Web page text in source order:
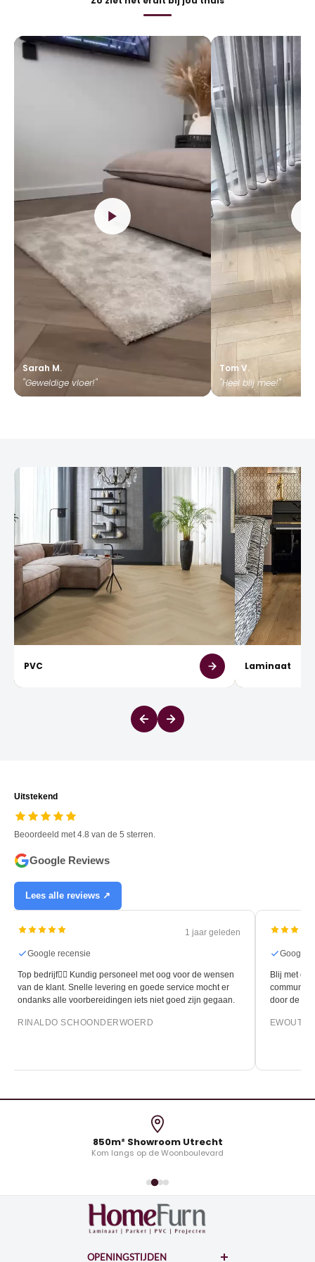
Sarah M.
"Geweldige vloer!"
Tom V.
"Heel blij mee!"
PVC Laminaat
Uitstekend
Beoordeeld met 4.8 van de 5 sterren.
Google Reviews
Lees alle reviews ↗
1 jaar geleden
Google recensie
Top bedrijf👍🏻 Kundig personeel met oog voor de wensen
van de klant. Snelle levering en goede service mocht er
ondanks alle voorbereidingen iets niet goed zijn gegaan.
RINALDO SCHOONDERWOERD
Google
Blij met de
door de
EWOUT
850m² Showroom Utrecht
Kom langs op de Woonboulevard
OPENINGSTIJDEN